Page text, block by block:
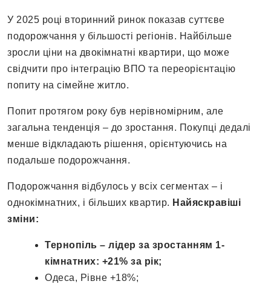
У 2025 році вторинний ринок показав суттєве
подорожчання у більшості регіонів. Найбільше
зросли ціни на двокімнатні квартири, що може
свідчити про інтеграцію ВПО та переорієнтацію
попиту на сімейне житло.
Попит протягом року був нерівномірним, але
загальна тенденція – до зростання. Покупці дедалі
менше відкладають рішення, орієнтуючись на
подальше подорожчання.
Подорожчання відбулось у всіх сегментах – і
однокімнатних, і більших квартир. Найяскравіші
зміни:
Тернопіль – лідер за зростанням 1-
кімнатних: +21% за рік;
Одеса, Рівне +18%;